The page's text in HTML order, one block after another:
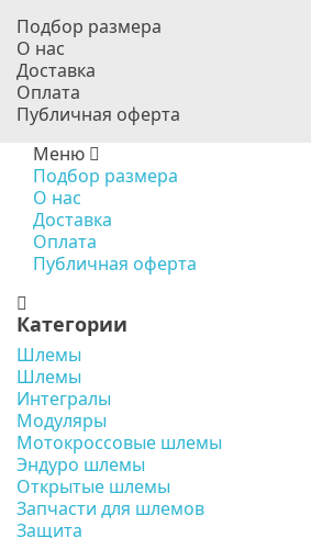
Подбор размера
О нас
Доставка
Оплата
Публичная оферта
Меню
Подбор размера
О нас
Доставка
Оплата
Публичная оферта
Категории
Шлемы
Шлемы
Интегралы
Модуляры
Мотокроссовые шлемы
Эндуро шлемы
Открытые шлемы
Запчасти для шлемов
Защита